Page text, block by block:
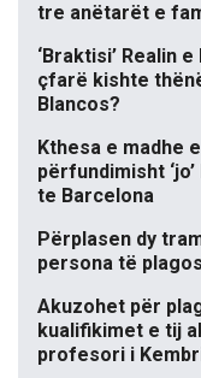
tre anëtarët e
‘Braktisi’ Realin
çfarë kishte
Blancos?
Kthesa e madhe
përfundimisht
te Barcelona
Përplasen dy
persona të
Akuzohet për
kualifikimet e tij
profesori i